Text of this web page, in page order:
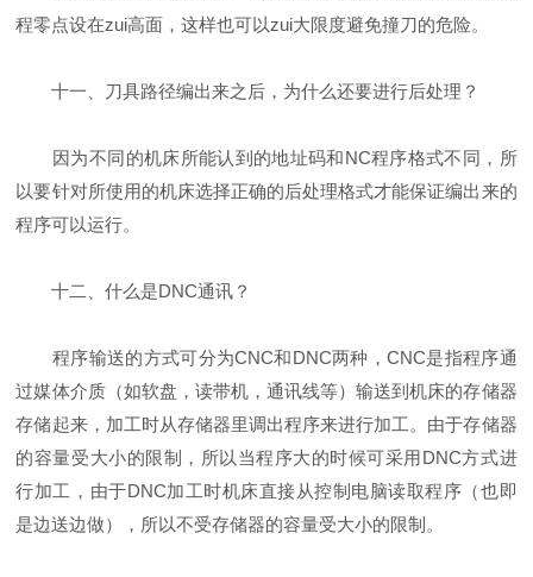
程零点设在zui高面，这样也可以zui大限度避免撞刀的危险。
十一、刀具路径编出来之后，为什么还要进行后处理？
因为不同的机床所能认到的地址码和NC程序格式不同，所
以要针对所使用的机床选择正确的后处理格式才能保证编出来的
程序可以运行。
十二、什么是DNC通讯？
程序输送的方式可分为CNC和DNC两种，CNC是指程序通
过媒体介质（如软盘，读带机，通讯线等）输送到机床的存储器
存储起来，加工时从存储器里调出程序来进行加工。由于存储器
的容量受大小的限制，所以当程序大的时候可采用DNC方式进
行加工，由于DNC加工时机床直接从控制电脑读取程序（也即
是边送边做），所以不受存储器的容量受大小的限制。